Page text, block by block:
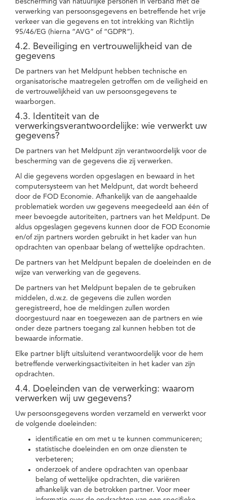
bescherming van natuurlijke personen in verband met de
verwerking van persoonsgegevens en betreffende het vrije
verkeer van die gegevens en tot intrekking van Richtlijn
95/46/EG (hierna “AVG” of “GDPR”).
4.2. Beveiliging en vertrouwelijkheid van de
gegevens
De partners van het Meldpunt hebben technische en
organisatorische maatregelen getroffen om de veiligheid en
de vertrouwelijkheid van uw persoonsgegevens te
waarborgen.
4.3. Identiteit van de
verwerkingsverantwoordelijke: wie verwerkt uw
gegevens?
De partners van het Meldpunt zijn verantwoordelijk voor de
bescherming van de gegevens die zij verwerken.
Al die gegevens worden opgeslagen en bewaard in het
computersysteem van het Meldpunt, dat wordt beheerd
door de FOD Economie. Afhankelijk van de aangehaalde
problematiek worden uw gegevens meegedeeld aan één of
meer bevoegde autoriteiten, partners van het Meldpunt. De
aldus opgeslagen gegevens kunnen door de FOD Economie
en/of zijn partners worden gebruikt in het kader van hun
opdrachten van openbaar belang of wettelijke opdrachten.
De partners van het Meldpunt bepalen de doeleinden en de
wijze van verwerking van de gegevens.
De partners van het Meldpunt bepalen de te gebruiken
middelen, d.w.z. de gegevens die zullen worden
geregistreerd, hoe de meldingen zullen worden
doorgestuurd naar en toegewezen aan de partners en wie
onder deze partners toegang zal kunnen hebben tot de
bewaarde informatie.
Elke partner blijft uitsluitend verantwoordelijk voor de hem
betreffende verwerkingsactiviteiten in het kader van zijn
opdrachten.
4.4. Doeleinden van de verwerking: waarom
verwerken wij uw gegevens?
Uw persoonsgegevens worden verzameld en verwerkt voor
de volgende doeleinden:
identificatie en om met u te kunnen communiceren;
statistische doeleinden en om onze diensten te
verbeteren;
onderzoek of andere opdrachten van openbaar
belang of wettelijke opdrachten, die variëren
afhankelijk van de betrokken partner. Voor meer